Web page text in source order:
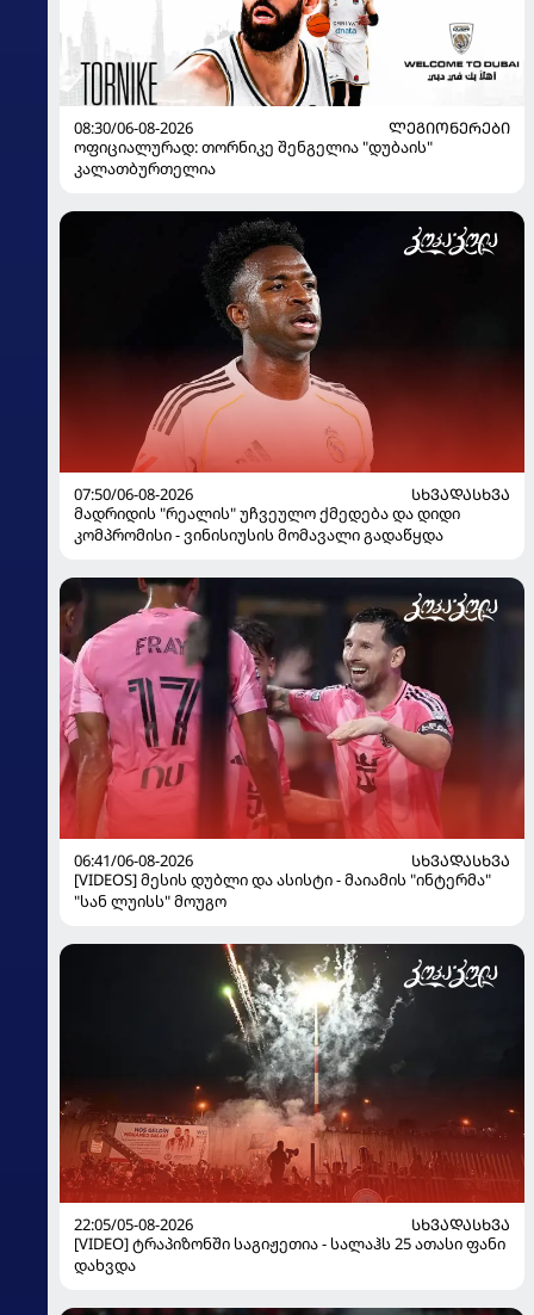
08:30/06-08-2026
ᲚᲔᲒᲘᲝᲜᲔᲠᲔᲑᲘ
ოფიციალურად: თორნიკე შენგელია "დუბაის"
კალათბურთელია
07:50/06-08-2026
ᲡᲮᲕᲐᲓᲐᲡᲮᲕᲐ
მადრიდის "რეალის" უჩვეულო ქმედება და დიდი
კომპრომისი - ვინისიუსის მომავალი გადაწყდა
06:41/06-08-2026
ᲡᲮᲕᲐᲓᲐᲡᲮᲕᲐ
[VIDEOS] მესის დუბლი და ასისტი - მაიამის "ინტერმა"
"სან ლუისს" მოუგო
22:05/05-08-2026
ᲡᲮᲕᲐᲓᲐᲡᲮᲕᲐ
[VIDEO] ტრაპიზონში საგიჟეთია - სალაჰს 25 ათასი ფანი
დახვდა